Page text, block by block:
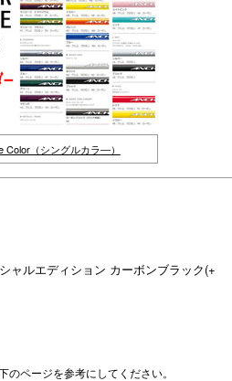
Color（シングルカラ―）
ャルエディション カーボンブラック(+
ページを参考にしてください。